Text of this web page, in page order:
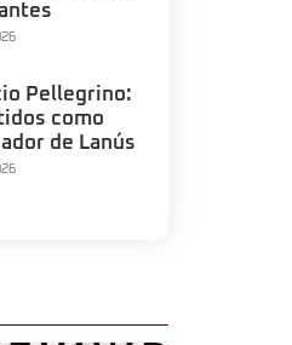
Pellegrino:
como
de Lanús